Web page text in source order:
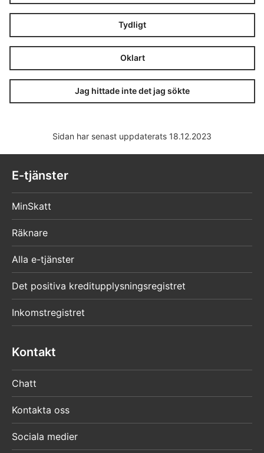
Tydligt
Oklart
Jag hittade inte det jag sökte
Sidan har senast uppdaterats 18.12.2023
E-tjänster
MinSkatt
Räknare
Alla e-tjänster
Det positiva kreditupplysningsregistret
Inkomstregistret
Kontakt
Chatt
Kontakta oss
Sociala medier